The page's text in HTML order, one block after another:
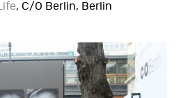
, C/O Berlin, Berlin